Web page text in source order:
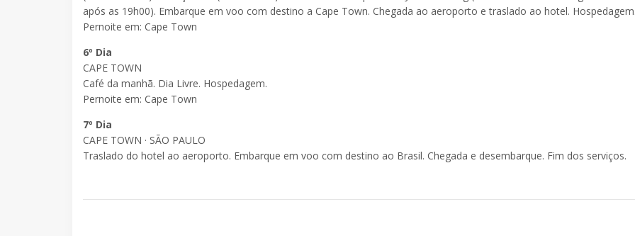
após as 19h00). Embarque em voo com destino a Cape Town. Chegada ao aeroporto e traslado ao hotel.
Pernoite em: Cape Town
6º Dia
CAPE TOWN
Café da manhã. Dia Livre. Hospedagem.
Pernoite em: Cape Town
7º Dia
CAPE TOWN · SÃO PAULO
Traslado do hotel ao aeroporto. Embarque em voo com destino ao Brasil. Chegada e desembarque. Fim dos serviços.